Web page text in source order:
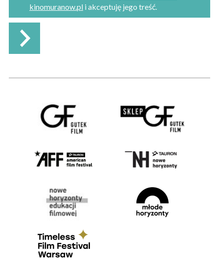
kinomuranow.pl i akceptuję jego treść.